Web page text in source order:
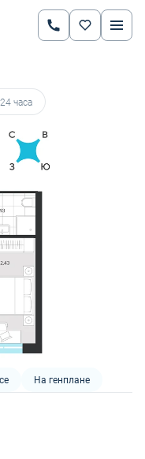
7 611 672 руб.
6 774 388 руб.
часа
На генплане